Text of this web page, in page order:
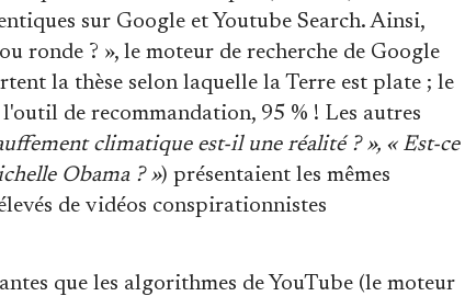
sur Google et Youtube Search. Ainsi,
ronde ? », le moteur de recherche de Google
la thèse selon laquelle la Terre est plate ; le
de recommandation, 95 % ! Les autres
climatique est-il une réalité ? », « Est-ce
Obama ? ») présentaient les mêmes
de vidéos conspirationnistes
que les algorithmes de YouTube (le moteur